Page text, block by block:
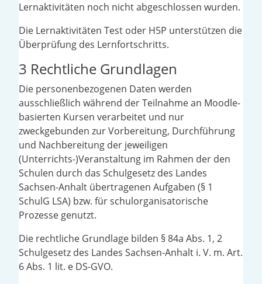
Lernaktivitäten noch nicht abgeschlossen wurden.
Die Lernaktivitäten Test oder H5P unterstützen die
Überprüfung des Lernfortschritts.
3 Rechtliche Grundlagen
Die personenbezogenen Daten werden
ausschließlich während der Teilnahme an Moodle-
basierten Kursen verarbeitet und nur
zweckgebunden zur Vorbereitung, Durchführung
und Nachbereitung der jeweiligen
(Unterrichts-)Veranstaltung im Rahmen der den
Schulen durch das Schulgesetz des Landes
Sachsen-Anhalt übertragenen Aufgaben (§ 1
SchulG LSA) bzw. für schulorganisatorische
Prozesse genutzt.
Die rechtliche Grundlage bilden § 84a Abs. 1, 2
Schulgesetz des Landes Sachsen-Anhalt i. V. m. Art.
6 Abs. 1 lit. e DS-GVO.